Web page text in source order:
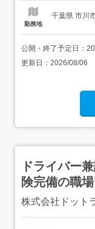
勤務地
千葉県 市川
公開・終了予定日：
更新日： 2026/08/06
ドライバー
険完備の職
株式会社ドット